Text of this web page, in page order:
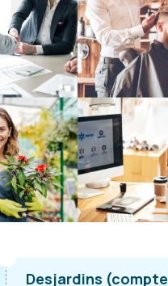
Desjardins (compte